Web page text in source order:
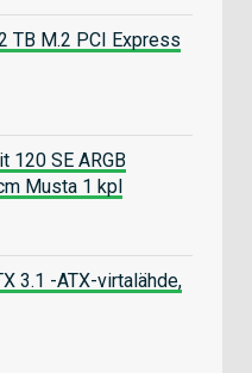
TB M.2 PCI Express
120 SE ARGB
Musta 1 kpl
3.1 -ATX-virtalähde,